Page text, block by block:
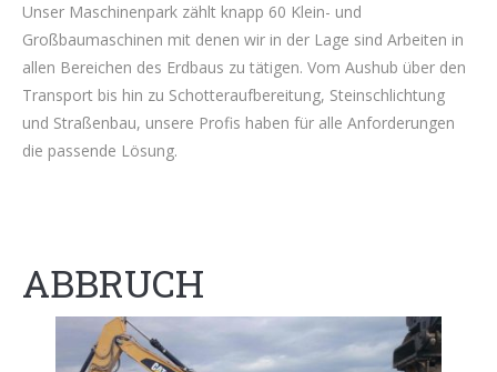
Unser Maschinenpark zählt knapp 60 Klein- und
Großbaumaschinen mit denen wir in der Lage sind Arbeiten in
allen Bereichen des Erdbaus zu tätigen. Vom Aushub über den
Transport bis hin zu Schotteraufbereitung, Steinschlichtung
und Straßenbau, unsere Profis haben für alle Anforderungen
die passende Lösung.
ABBRUCH